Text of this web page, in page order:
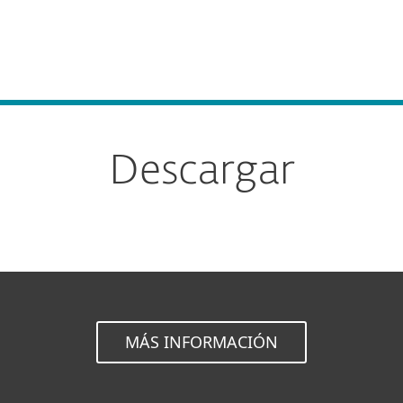
Descargar
MÁS INFORMACIÓN